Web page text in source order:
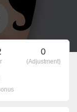
0
(Adjustment)